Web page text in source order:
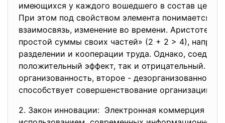
имеющихся у каждого вошедшего в состав
При этом под свойством элемента понимается
взаимосвязь, изменение во времени. Аристотель
простой суммы своих частей» (2 + 2 > 4),
разделении и кооперации труда. Однако,
положительный эффект, так и отрицательный.
организованность, второе -
способствует совершенствование организации
2. Закон инновации: Электронная коммерция –